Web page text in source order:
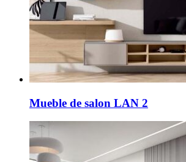
Mueble de salon LAN 2